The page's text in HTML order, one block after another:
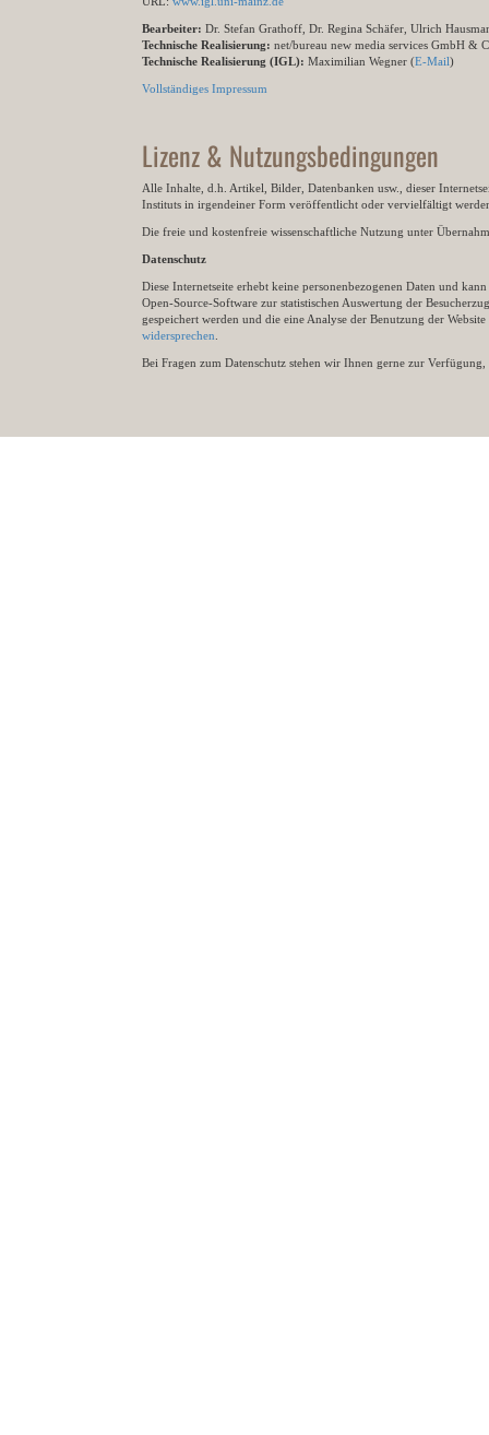
Bearbeiter: Dr. Stefan Grathoff, Dr. Regina Schäfer, Ulrich
Technische Realisierung: net/bureau new media services GmbH &
Technische Realisierung (IGL): Maximilian Wegner (E-Mail)
Vollständiges Impressum
Lizenz & Nutzungsbedingungen
Alle Inhalte, d.h. Artikel, Bilder, Datenbanken usw., dieser
Instituts in irgendeiner Form veröffentlicht oder vervielfältigt
Die freie und kostenfreie wissenschaftliche Nutzung unter
Datenschutz
Diese Internetseite erhebt keine personenbezogenen Daten und
Open-Source-Software zur statistischen Auswertung der
gespeichert werden und die eine Analyse der Benutzung der
widersprechen
Bei Fragen zum Datenschutz stehen wir Ihnen gerne zur